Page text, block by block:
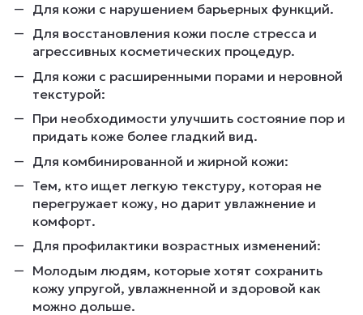
Для кожи с нарушением барьерных функций.
Для восстановления кожи после стресса и
агрессивных косметических процедур.
Для кожи с расширенными порами и неровной
текстурой:
При необходимости улучшить состояние пор и
придать коже более гладкий вид.
Для комбинированной и жирной кожи:
Тем, кто ищет легкую текстуру, которая не
перегружает кожу, но дарит увлажнение и
комфорт.
Для профилактики возрастных изменений:
Молодым людям, которые хотят сохранить
кожу упругой, увлажненной и здоровой как
можно дольше.